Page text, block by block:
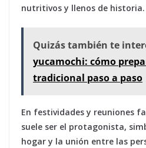
nutritivos y llenos de historia.
Quizás también te
yucamochi: cómo
tradicional paso a paso
En festividades y reuniones
suele ser el protagonista,
hogar y la unión entre las